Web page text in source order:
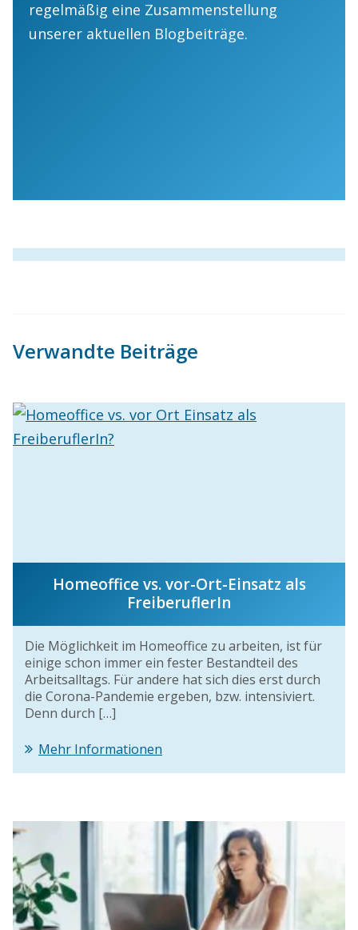
regelmäßig eine Zusammenstellung
unserer aktuellen Blogbeiträge.
Verwandte Beiträge
Homeoffice vs. vor-Ort-Einsatz als
FreiberuflerIn
Die Möglichkeit im Homeoffice zu arbeiten, ist für
einige schon immer ein fester Bestandteil des
Arbeitsalltags. Für andere hat sich dies erst durch
die Corona-Pandemie ergeben, bzw. intensiviert.
Denn durch […]
Mehr Informationen